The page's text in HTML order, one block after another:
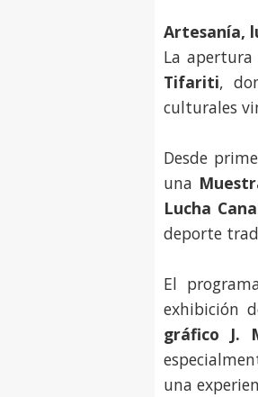
Artesanía,
La
Tifariti,
culturales
Desde
una
Lucha
deporte
El
exhibición
gráfico J.
una